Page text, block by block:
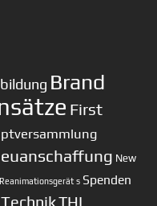
Brand
First
New
Reanimationsgerät s Spenden
TechnikTHL